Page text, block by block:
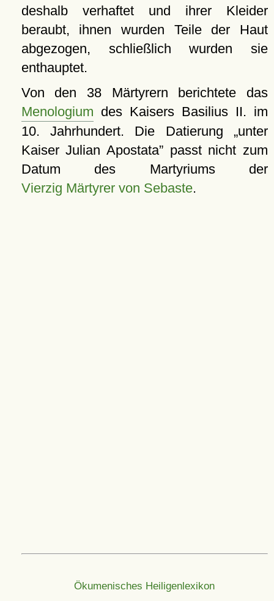
deshalb verhaftet und ihrer Kleider
beraubt, ihnen wurden Teile der Haut
abgezogen, schließlich wurden sie
enthauptet.
Von den 38 Märtyrern berichtete das
Menologium des Kaisers Basilius II. im
10. Jahrhundert. Die Datierung
unter
Kaiser Julian Apostata
passt nicht zum
Datum des Martyriums der
Vierzig Märtyrer von Sebaste.
Ökumenisches Heiligenlexikon